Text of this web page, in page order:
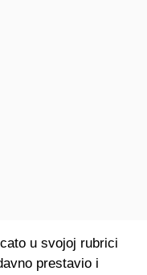
u svojoj rubrici
prestavio i